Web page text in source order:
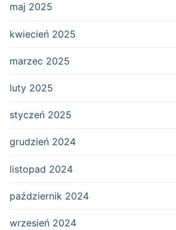
maj 2025
kwiecień 2025
marzec 2025
luty 2025
styczeń 2025
grudzień 2024
listopad 2024
październik 2024
wrzesień 2024